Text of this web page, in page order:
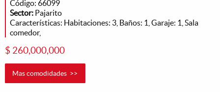
Código: 66099
Sector: Pajarito
Características: Habitaciones: 3, Baños: 1, Garaje: 1, Sala
comedor,
$ 260,000,000
Mas comodidades >>